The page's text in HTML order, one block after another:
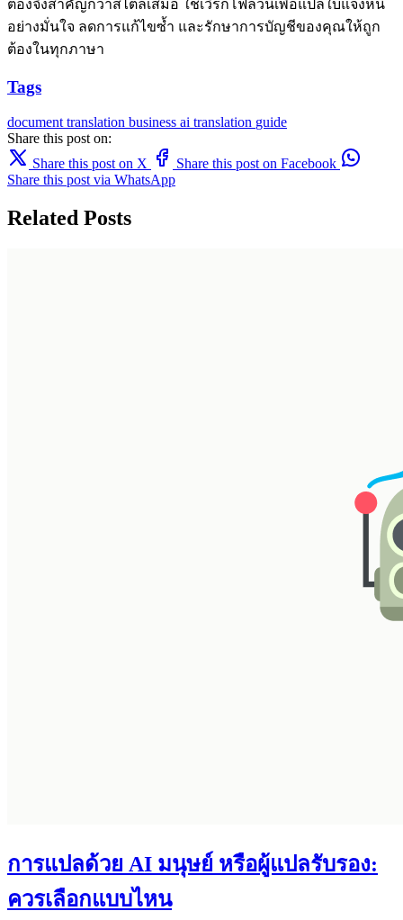
ต้องจึงสำคัญกว่าสไตล์เสมอ ใช้เวิร์กโฟลว์นี้เพื่อแปลใบแจ้งหนี้
อย่างมั่นใจ ลดการแก้ไขซ้ำ และรักษาการบัญชีของคุณให้ถูก
ต้องในทุกภาษา
Tags
document translation business ai translation guide
Share this post on:
Share this post on X
Share this post on Facebook
Share this post via WhatsApp
Related Posts
การแปลด้วย AI มนุษย์ หรือผู้แปลรับรอง:
ควรเลือกแบบไหน